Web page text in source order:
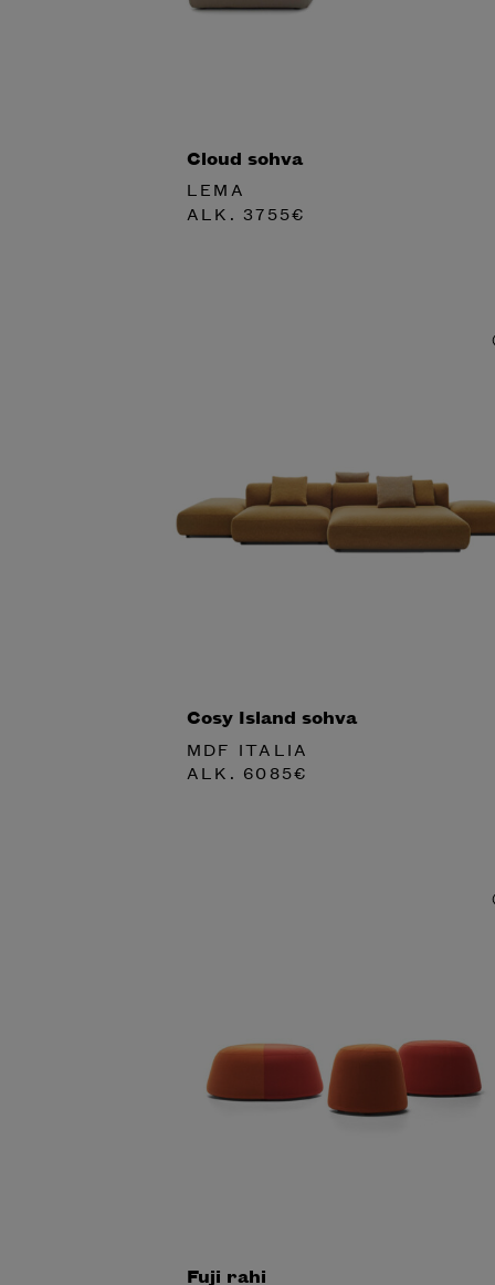
Cloud sohva
LEMA
ALK. 3755€
Cosy Island sohva
MDF ITALIA
ALK. 6085€
Fuji rahi